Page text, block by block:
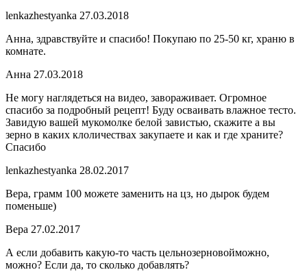
lenkazhestyanka 27.03.2018
Анна, здравствуйте и спасибо! Покупаю по 25-50 кг, храню в
комнате.
Анна 27.03.2018
Не могу наглядеться на видео, завораживает. Огромное
спасибо за подробный рецепт! Буду осваивать влажное тесто.
Завидую вашей мукомолке белой завистью, скажите а вы
зерно в каких клоличествах закупаете и как и где храните?
Спасибо
lenkazhestyanka 28.02.2017
Вера, грамм 100 можете заменить на цз, но дырок будем
поменьше)
Вера 27.02.2017
А если добавить какую-то часть цельнозерновойможно,
можно? Если да, то сколько добавлять?